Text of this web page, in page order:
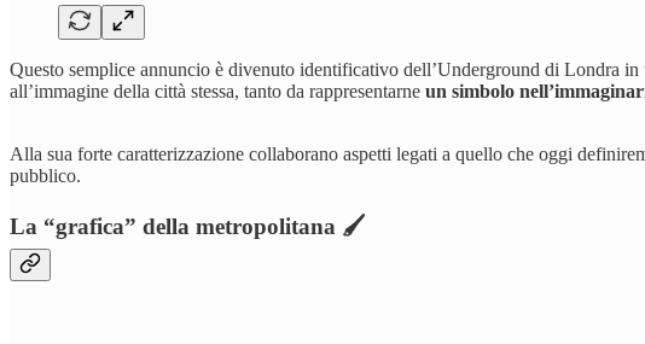
Questo semplice annuncio è divenuto identificativo dell’Underground di Londra
all’immagine della città stessa, tanto da rappresentarne un simbolo
Alla sua forte caratterizzazione collaborano aspetti legati a quello che oggi
pubblico.
La “grafica” della metropolitana 🖌️